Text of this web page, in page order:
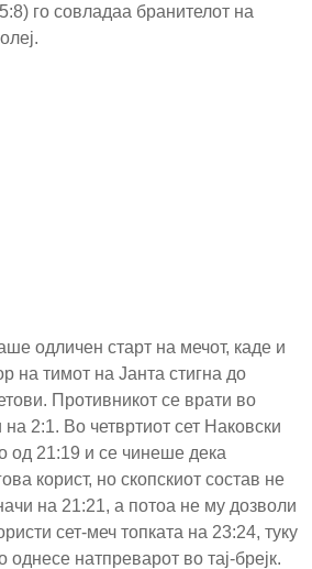
го совладаа бранителот на
одличен старт на мечот, каде и
на тимот на Јанта стигна до
Противникот се врати во
2:1. Во четвртиот сет Наковски
од 21:19 и се чинеше дека
корист, но скопскиот состав не
на 21:21, а потоа не му дозволи
сет-меч топката на 23:24, туку
однесе натпреварот во тај-брејк.